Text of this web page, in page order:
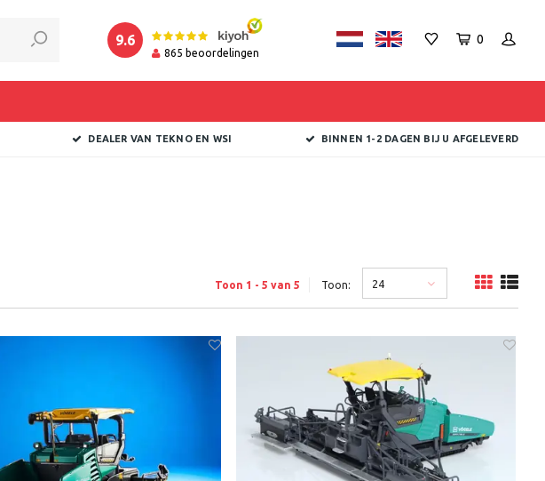
9.6
865 beoordelingen
0
DEALER VAN TEKNO EN WSI BINNEN 1-2 DAGEN BIJ U AFGELEVERD
Toon 1 - 5 van 5 Toon: 24